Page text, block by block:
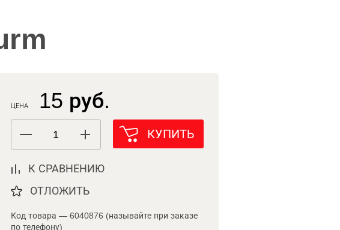
ЦЕНА 15 руб.
КУПИТЬ
К СРАВНЕНИЮ
ОТЛОЖИТЬ
Код товара — 6040876 (называйте при заказе
по телефону)